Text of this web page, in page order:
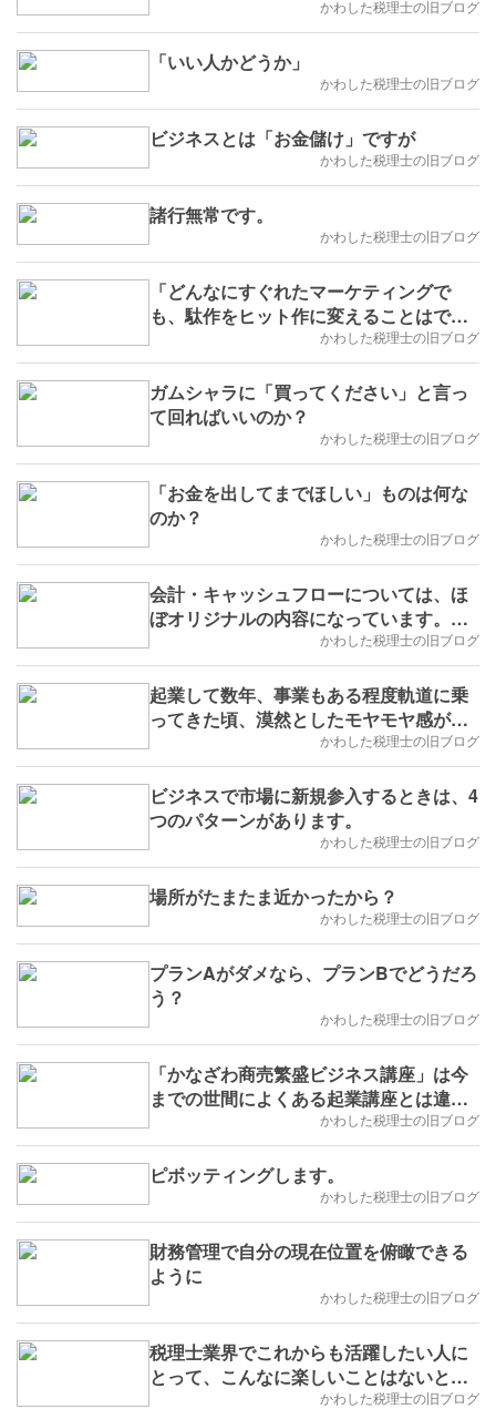
かわした税理士の旧ブログ
「いい人かどうか」
かわした税理士の旧ブログ
ビジネスとは「お金儲け」ですが
かわした税理士の旧ブログ
諸行無常です。
かわした税理士の旧ブログ
「どんなにすぐれたマーケティングで
も、駄作をヒット作に変えることはでき
かわした税理士の旧ブログ
ガムシャラに「買ってください」と言っ
て回ればいいのか？
かわした税理士の旧ブログ
「お金を出してまでほしい」ものは何な
のか？
かわした税理士の旧ブログ
会計・キャッシュフローについては、ほ
ぼオリジナルの内容になっています。
かわした税理士の旧ブログ
起業して数年、事業もある程度軌道に乗
ってきた頃、漠然としたモヤモヤ感がお
かわした税理士の旧ブログ
ビジネスで市場に新規参入するときは、4
つのパターンがあります。
かわした税理士の旧ブログ
場所がたまたま近かったから？
かわした税理士の旧ブログ
プランAがダメなら、プランBでどうだろ
う？
かわした税理士の旧ブログ
「かなざわ商売繁盛ビジネス講座」は今
までの世間によくある起業講座とは違い
かわした税理士の旧ブログ
ピボッティングします。
かわした税理士の旧ブログ
財務管理で自分の現在位置を俯瞰できる
ように
かわした税理士の旧ブログ
税理士業界でこれからも活躍したい人に
とって、こんなに楽しいことはないと私
かわした税理士の旧ブログ